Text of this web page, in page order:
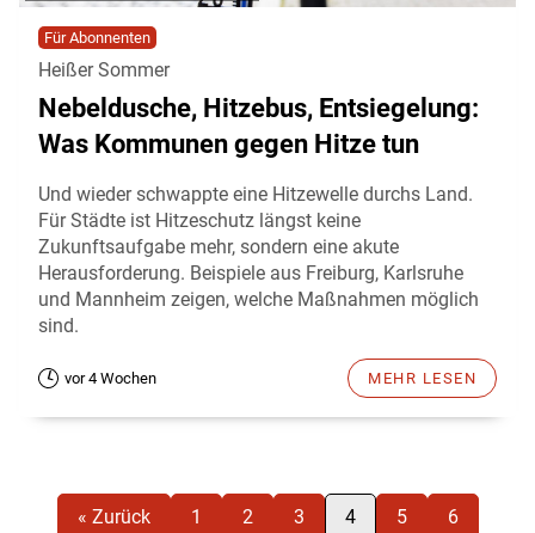
Für Abonnenten
Heißer Sommer
Nebeldusche, Hitzebus, Entsiegelung:
Was Kommunen gegen Hitze tun
Und wieder schwappte eine Hitzewelle durchs Land.
Für Städte ist Hitzeschutz längst keine
Zukunftsaufgabe mehr, sondern eine akute
Herausforderung. Beispiele aus Freiburg, Karlsruhe
und Mannheim zeigen, welche Maßnahmen möglich
sind.
vor 4 Wochen MEHR LESEN
« Zurück 1 2 3 4 5 6